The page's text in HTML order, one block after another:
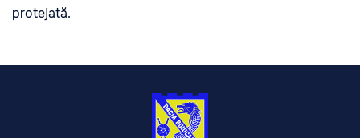
protejată.